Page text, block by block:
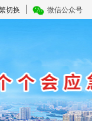
切换 微信公众号